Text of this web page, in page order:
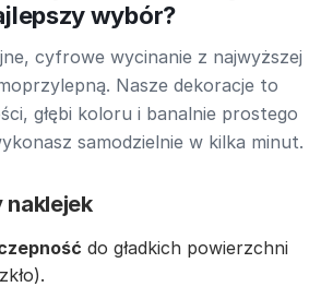
wybór?
cyfrowe wycinanie z najwyższej
Nasze dekoracje to
głębi koloru i banalnie prostego
samodzielnie w kilka minut.
naklejek
do gładkich powierzchni